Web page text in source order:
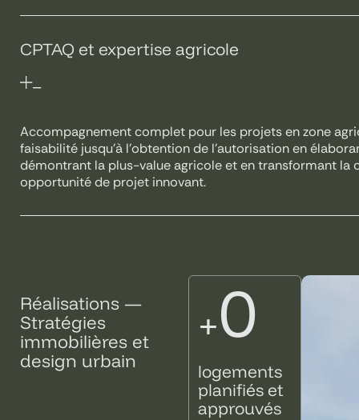
CPTAQ et expertise agricole
Accompagnement complet pour les projets en zone
faisabilité jusqu’à l’obtention de l’autorisation en
démontrant la plus-value agricole et en transformant la
opportunité de projet innovant.
Réalisations —
Stratégies
immobilières et
design urbain
+0
logements
planifiés et
approuvés